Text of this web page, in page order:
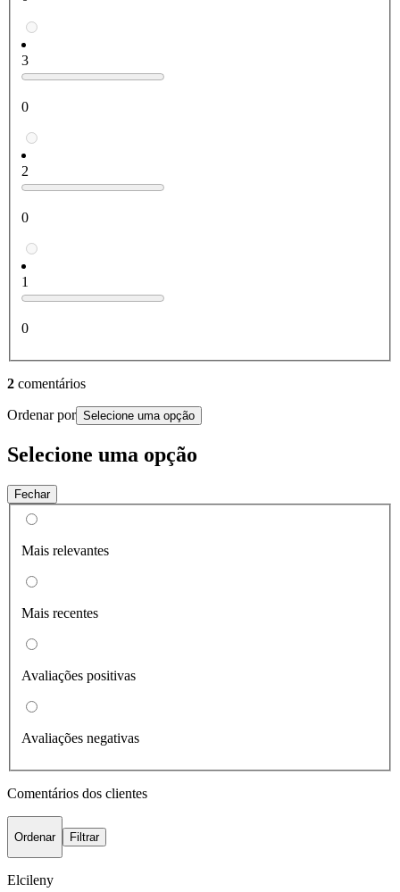
3
0
2
0
1
0
2 comentários
Ordenar por Selecione uma opção
Selecione uma opção
Fechar
Mais relevantes
Mais recentes
Avaliações positivas
Avaliações negativas
Comentários dos clientes
Ordenar Filtrar
Elcileny